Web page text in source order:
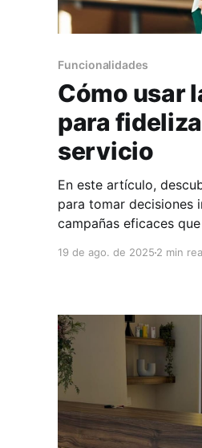
Funcionalidades
Cómo usar
para
servicio
En este artículo,
para tomar decisiones
campañas eficaces
19 de ago. de 2025 2 min